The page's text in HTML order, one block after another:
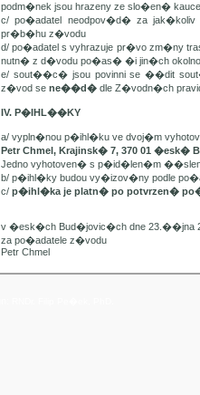
podm�nek jsou hrazeny ze slo�en� kauce
c/ po�adatel neodpov�d� za
pr�b�hu z�vodu
d/ po�adatel s vyhrazuje pr�vo zm�ny
nutn� z d�vodu po�as� �i jin�ch
e/ sout��c� jsou povinni se ��dit
z�vod se ne��d� dle Z�vodn�ch
IV. P�IHL��KY
a/ vypln�nou p�ihl�ku ve dvoj�m
Petr Chmel, Krajinsk� 7, 370 01 �esk�
Jedno vyhotoven� s p�id�len�m
b/ p�ihl�ky budou vy�izov�ny podle
c/ p�ihl�ka je platn� po potvrzen�
v �esk�ch Bud�jovic�ch dne 23.��jna
za po�adatele z�vodu
Petr Chmel